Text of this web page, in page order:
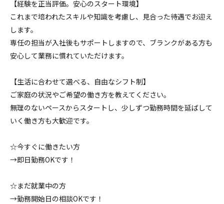
【経験を正当評価。安心のスタート環境】
これまで培われたスキルや知識を考慮し、見合った待遇でお迎え
します。
専任の担当が入社後もサポートしますので、ブランクがある方も
安心して業務に慣れていただけます。
【生活に合わせて選べる、自由なシフト制】
ご家庭の状況やご希望の働き方を教えてください。
無理のないペースからスタートし、少しずつ勤務時間を延ばして
いく働き方も大歓迎です。
☆今すぐに働きたい方
→即日勤務OKです！
☆まだ就業中の方
→勤務開始日の相談OKです！